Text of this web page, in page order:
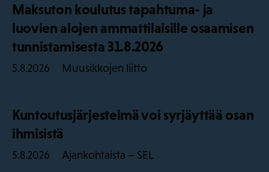
Maksuton koulutus tapahtuma- ja
luovien alojen ammattilaisille osaamisen
tunnistamisesta 31.8.2026
5.8.2026 Muusikkojen liitto
Kuntoutusjärjestelmä voi syrjäyttää osan
ihmisistä
5.8.2026 Ajankohtaista – SEL